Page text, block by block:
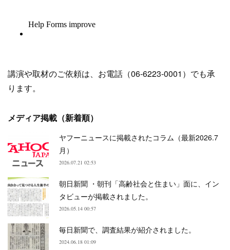
講演や取材のご依頼は、お電話（06-6223-0001）でも承
ります。
メディア掲載（新着順）
ヤフーニュースに掲載されたコラム（最新2026.7
月）
2026.07.21 02:53
朝日新聞 ・朝刊「高齢社会と住まい」面に、イン
タビューが掲載されました。
2026.05.14 00:57
毎日新聞で、調査結果が紹介されました。
2024.06.18 01:09